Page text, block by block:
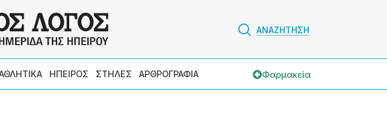
ΑΝΑΖΗΤΗΣΗ
ΗΠΕΙΡΟΣ ΣΤΗΛΕΣ ΑΡΘΡΟΓΡΑΦΙΑ Φαρμακεία